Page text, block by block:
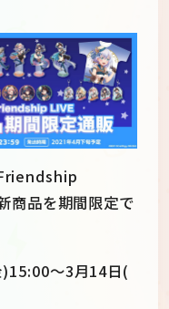
品を期間限定で
～3月14日(